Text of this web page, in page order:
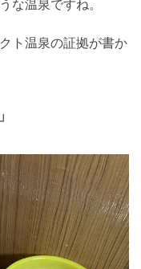
な温泉ですね。
ト温泉の証拠が書か